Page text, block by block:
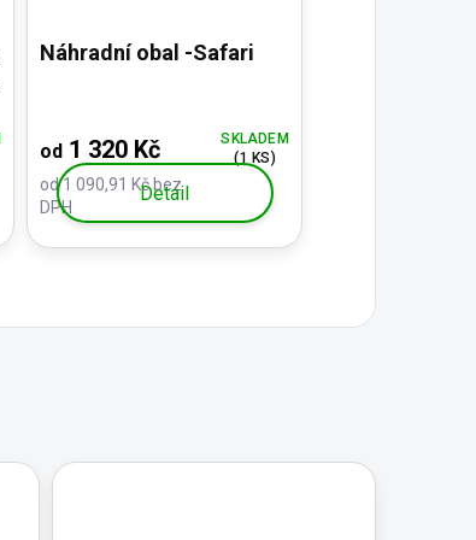
Náhradní obal -Safari
od 1 090,91 Kč bez
DPH
od 1 320 Kč
SKLADEM
(1 KS)
Detail